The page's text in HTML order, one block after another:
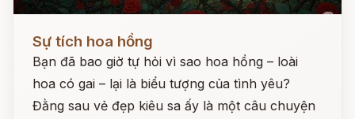
Sự tích hoa hồng
Bạn đã bao giờ tự hỏi vì sao hoa hồng – loài
hoa có gai – lại là biểu tượng của tình yêu?
Đằng sau vẻ đẹp kiêu sa ấy là một câu chuyện